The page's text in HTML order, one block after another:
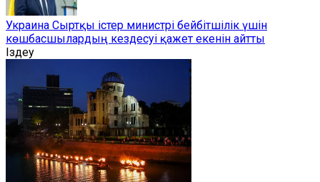
Украина Сыртқы істер министрі бейбітшілік үшін
көшбасшылардың кездесуі қажет екенін айтты
Іздеу